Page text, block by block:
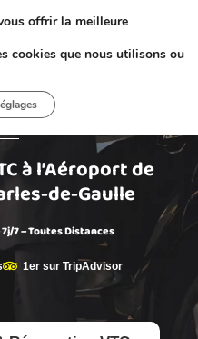
Réserver mon VTC
CDG
à l’Aéroport de
de-Gaulle
7j/7 – Toutes Distances
1er sur TripAdvisor
offrir la meilleure
cookies que nous utilisons ou